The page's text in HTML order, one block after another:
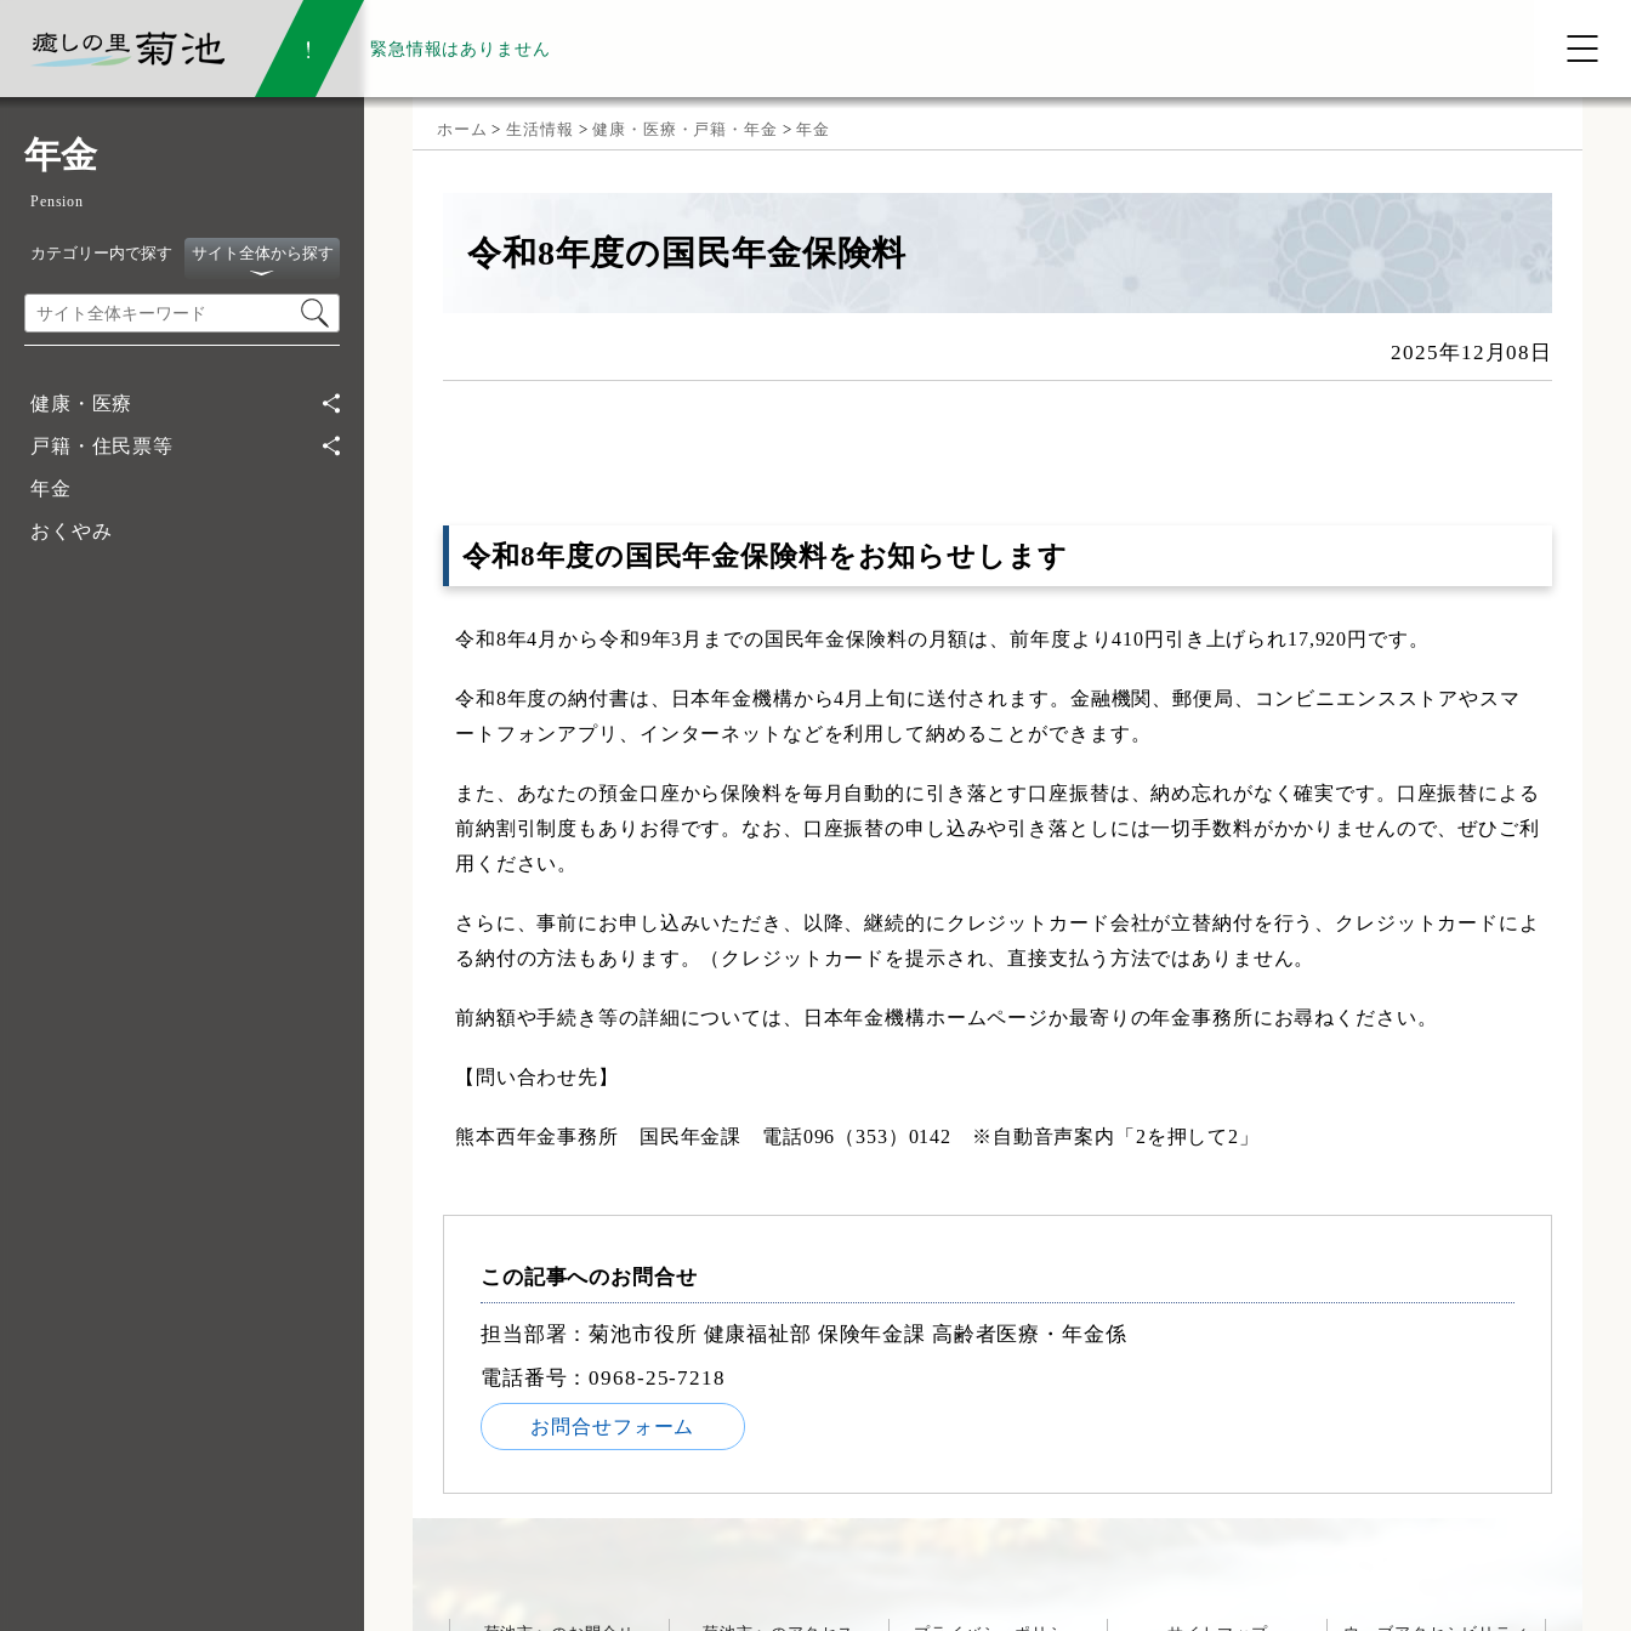
緊急情報はありません
年金
Pension
カテゴリー内で探す サイト全体から探す
健康・医療
戸籍・住民票等
年金
おくやみ
ホーム >生活情報 >健康・医療・戸籍・年金 >年金
令和8年度の国民年金保険料
2025年12月08日
令和8年度の国民年金保険料をお知らせします
令和8年4月から令和9年3月までの国民年金保険料の月額は、前年度より410円引き上げられ17,920円です。
令和8年度の納付書は、日本年金機構から4月上旬に送付されます。金融機関、郵便局、コンビニエンスストアやスマ
ートフォンアプリ、インターネットなどを利用して納めることができます。
また、あなたの預金口座から保険料を毎月自動的に引き落とす口座振替は、納め忘れがなく確実です。口座振替による
前納割引制度もありお得です。なお、口座振替の申し込みや引き落としには一切手数料がかかりませんので、ぜひご利
用ください。
さらに、事前にお申し込みいただき、以降、継続的にクレジットカード会社が立替納付を行う、クレジットカードによ
る納付の方法もあります。（クレジットカードを提示され、直接支払う方法ではありません。
前納額や手続き等の詳細については、日本年金機構ホームページか最寄りの年金事務所にお尋ねください。
【問い合わせ先】
熊本西年金事務所 国民年金課 電話096（353）0142 ※自動音声案内「2を押して2」
この記事へのお問合せ
担当部署：菊池市役所 健康福祉部 保険年金課 高齢者医療・年金係
電話番号：0968-25-7218
お問合せフォーム